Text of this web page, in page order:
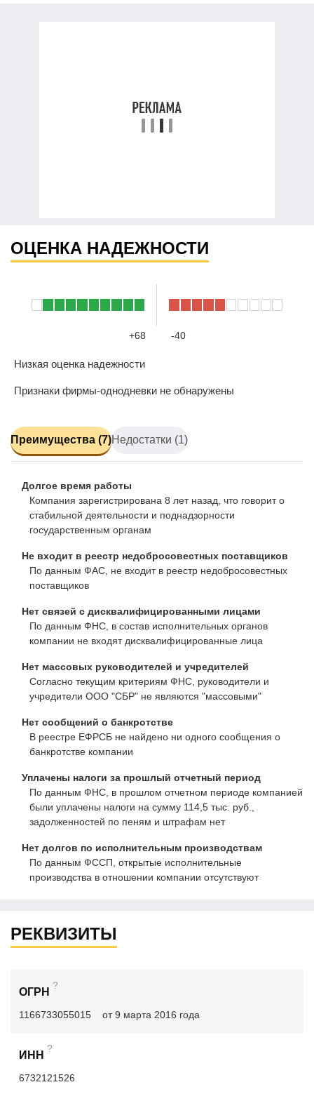
ОЦЕНКА НАДЕЖНОСТИ
+68 -40
Низкая оценка надежности
Признаки фирмы-однодневки не обнаружены
Преимущества (7)Недостатки (1)
Долгое время работы
Компания зарегистрирована 8 лет назад, что говорит о
стабильной деятельности и поднадзорности
государственным органам
Не входит в реестр недобросовестных поставщиков
По данным ФАС, не входит в реестр недобросовестных
поставщиков
Нет связей с дисквалифицированными лицами
По данным ФНС, в состав исполнительных органов
компании не входят дисквалифицированные лица
Нет массовых руководителей и учредителей
Согласно текущим критериям ФНС, руководители и
учредители ООО "СБР" не являются "массовыми"
Нет сообщений о банкротстве
В реестре ЕФРСБ не найдено ни одного сообщения о
банкротстве компании
Уплачены налоги за прошлый отчетный период
По данным ФНС, в прошлом отчетном периоде компанией
были уплачены налоги на сумму 114,5 тыс. руб.,
задолженностей по пеням и штрафам нет
Нет долгов по исполнительным производствам
По данным ФССП, открытые исполнительные
производства в отношении компании отсутствуют
РЕКВИЗИТЫ
ОГРН
?
1166733055015 от 9 марта 2016 года
ИНН
?
6732121526